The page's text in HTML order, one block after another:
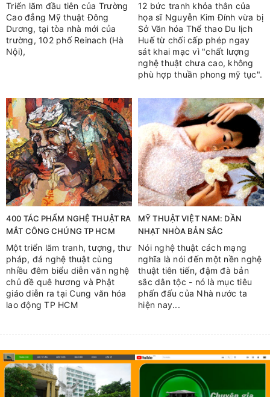
Triển lãm đầu tiên của Trường
Cao đẳng Mỹ thuật Đông
Dương, tại tòa nhà mới của
trường, 102 phố Reinach (Hà
Nội),
12 bức tranh khỏa thân của
họa sĩ Nguyễn Kim Đính vừa bị
Sở Văn hóa Thể thao Du lịch
Huế từ chối cấp phép ngay
sát khai mạc vì "chất lượng
nghệ thuật chưa cao, không
phù hợp thuần phong mỹ tục".
400 TÁC PHẨM NGHỆ THUẬT RA
MẮT CÔNG CHÚNG TP HCM
Một triển lãm tranh, tượng, thư
pháp, đá nghệ thuật cùng
nhiều đêm biểu diễn văn nghệ
chủ đề quê hương và Phật
giáo diễn ra tại Cung văn hóa
lao động TP HCM
MỸ THUẬT VIỆT NAM: DẦN
NHẠT NHÒA BẢN SẮC
Nói nghệ thuật cách mạng
nghĩa là nói đến một nền nghệ
thuật tiên tiến, đậm đà bản
sắc dân tộc - nó là mục tiêu
phấn đấu của Nhà nước ta
hiện nay...